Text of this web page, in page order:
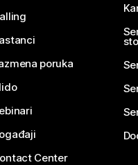
poruka
Center